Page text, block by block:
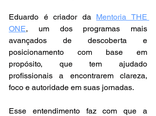
Eduardo é criador da Mentoria THE
ONE, um dos programas mais
avançados de descoberta e
posicionamento com base em
propósito, que tem ajudado
profissionais a encontrarem clareza,
foco e autoridade em suas jornadas.
Esse entendimento faz com que a